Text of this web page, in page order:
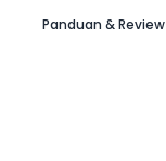
Panduan & Review